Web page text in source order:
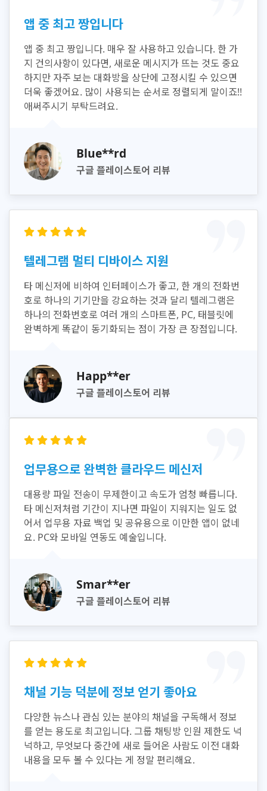
앱 중 최고 짱입니다
앱 중 최고 짱입니다. 매우 잘 사용하고 있습니다. 한 가
지 건의사항이 있다면, 새로운 메시지가 뜨는 것도 중요
하지만 자주 보는 대화방을 상단에 고정시킬 수 있으면
더욱 좋겠어요. 많이 사용되는 순서로 정렬되게 말이죠!!
애써주시기 부탁드려요.
Blue**rd
구글 플레이스토어 리뷰
텔레그램 멀티 디바이스 지원
타 메신저에 비하여 인터페이스가 좋고, 한 개의 전화번
호로 하나의 기기만을 강요하는 것과 달리 텔레그램은
하나의 전화번호로 여러 개의 스마트폰, PC, 태블릿에
완벽하게 똑같이 동기화되는 점이 가장 큰 장점입니다.
Happ**er
구글 플레이스토어 리뷰
업무용으로 완벽한 클라우드 메신저
대용량 파일 전송이 무제한이고 속도가 엄청 빠릅니다.
타 메신저처럼 기간이 지나면 파일이 지워지는 일도 없
어서 업무용 자료 백업 및 공유용으로 이만한 앱이 없네
요. PC와 모바일 연동도 예술입니다.
Smar**er
구글 플레이스토어 리뷰
채널 기능 덕분에 정보 얻기 좋아요
다양한 뉴스나 관심 있는 분야의 채널을 구독해서 정보
를 얻는 용도로 최고입니다. 그룹 채팅방 인원 제한도 넉
넉하고, 무엇보다 중간에 새로 들어온 사람도 이전 대화
내용을 모두 볼 수 있다는 게 정말 편리해요.